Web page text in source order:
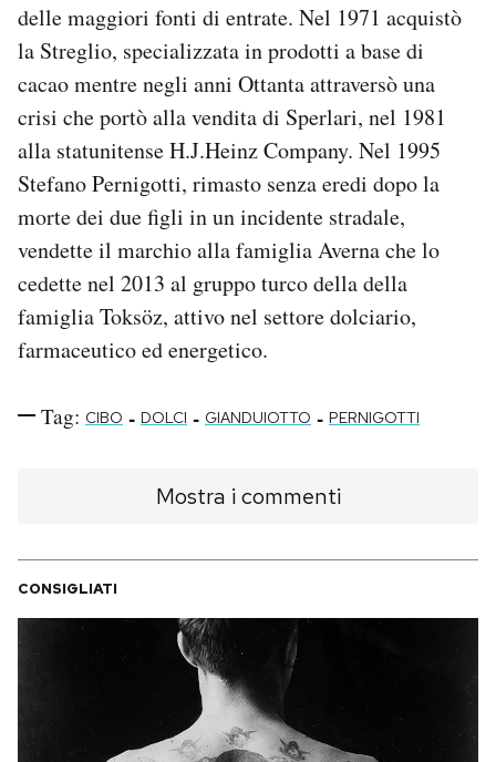
delle maggiori fonti di entrate. Nel 1971 acquistò
la Streglio, specializzata in prodotti a base di
cacao mentre negli anni Ottanta attraversò una
crisi che portò alla vendita di Sperlari, nel 1981
alla statunitense H.J.Heinz Company. Nel 1995
Stefano Pernigotti, rimasto senza eredi dopo la
morte dei due figli in un incidente stradale,
vendette il marchio alla famiglia Averna che lo
cedette nel 2013 al gruppo turco della della
famiglia Toksöz, attivo nel settore dolciario,
farmaceutico ed energetico.
Tag: CIBO - DOLCI - GIANDUIOTTO - PERNIGOTTI
Mostra i commenti
CONSIGLIATI